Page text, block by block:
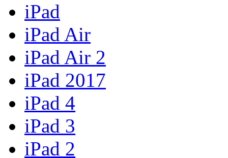
iPad
iPad Air
iPad Air 2
iPad 2017
iPad 4
iPad 3
iPad 2